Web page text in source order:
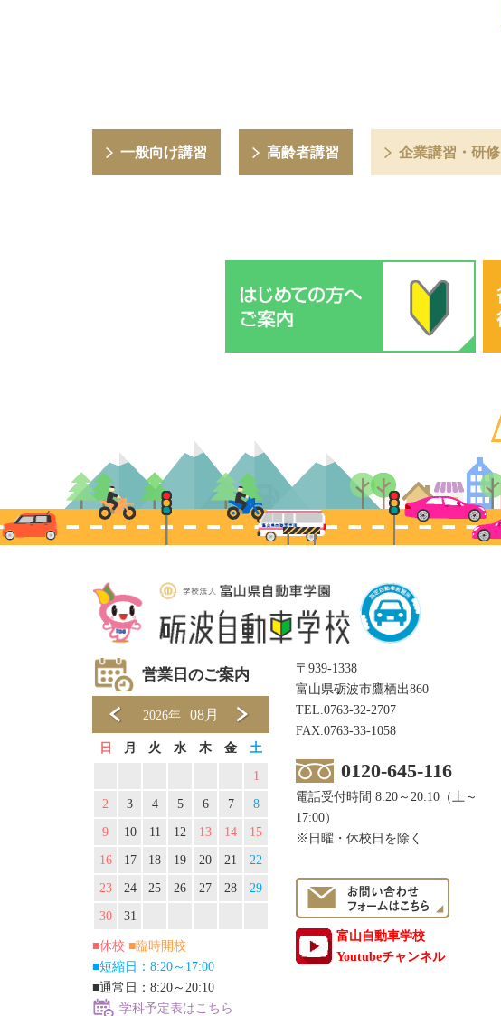
一般向け講習 高齢者講習 企業講習・研修
〒939-1338
富山県砺波市鷹栖出860
TEL.0763-32-2707
FAX.0763-33-1058
0120-645-116
電話受付時間 8:20～20:10（土～
17:00）
※日曜・休校日を除く
富山自動車学校
Youtubeチャンネル
営業日のご案内
2026年 08月
日 月 火 水 木 金
土
1
2
3 4 5 6 7
8
9
10 11 12 13 14
15
16
17 18 19 20 21
22
23
24 25 26 27 28
29
30
31
■休校 ■臨時開校
■短縮日：8:20～17:00
■通常日：8:20～20:10
学科予定表はこちら